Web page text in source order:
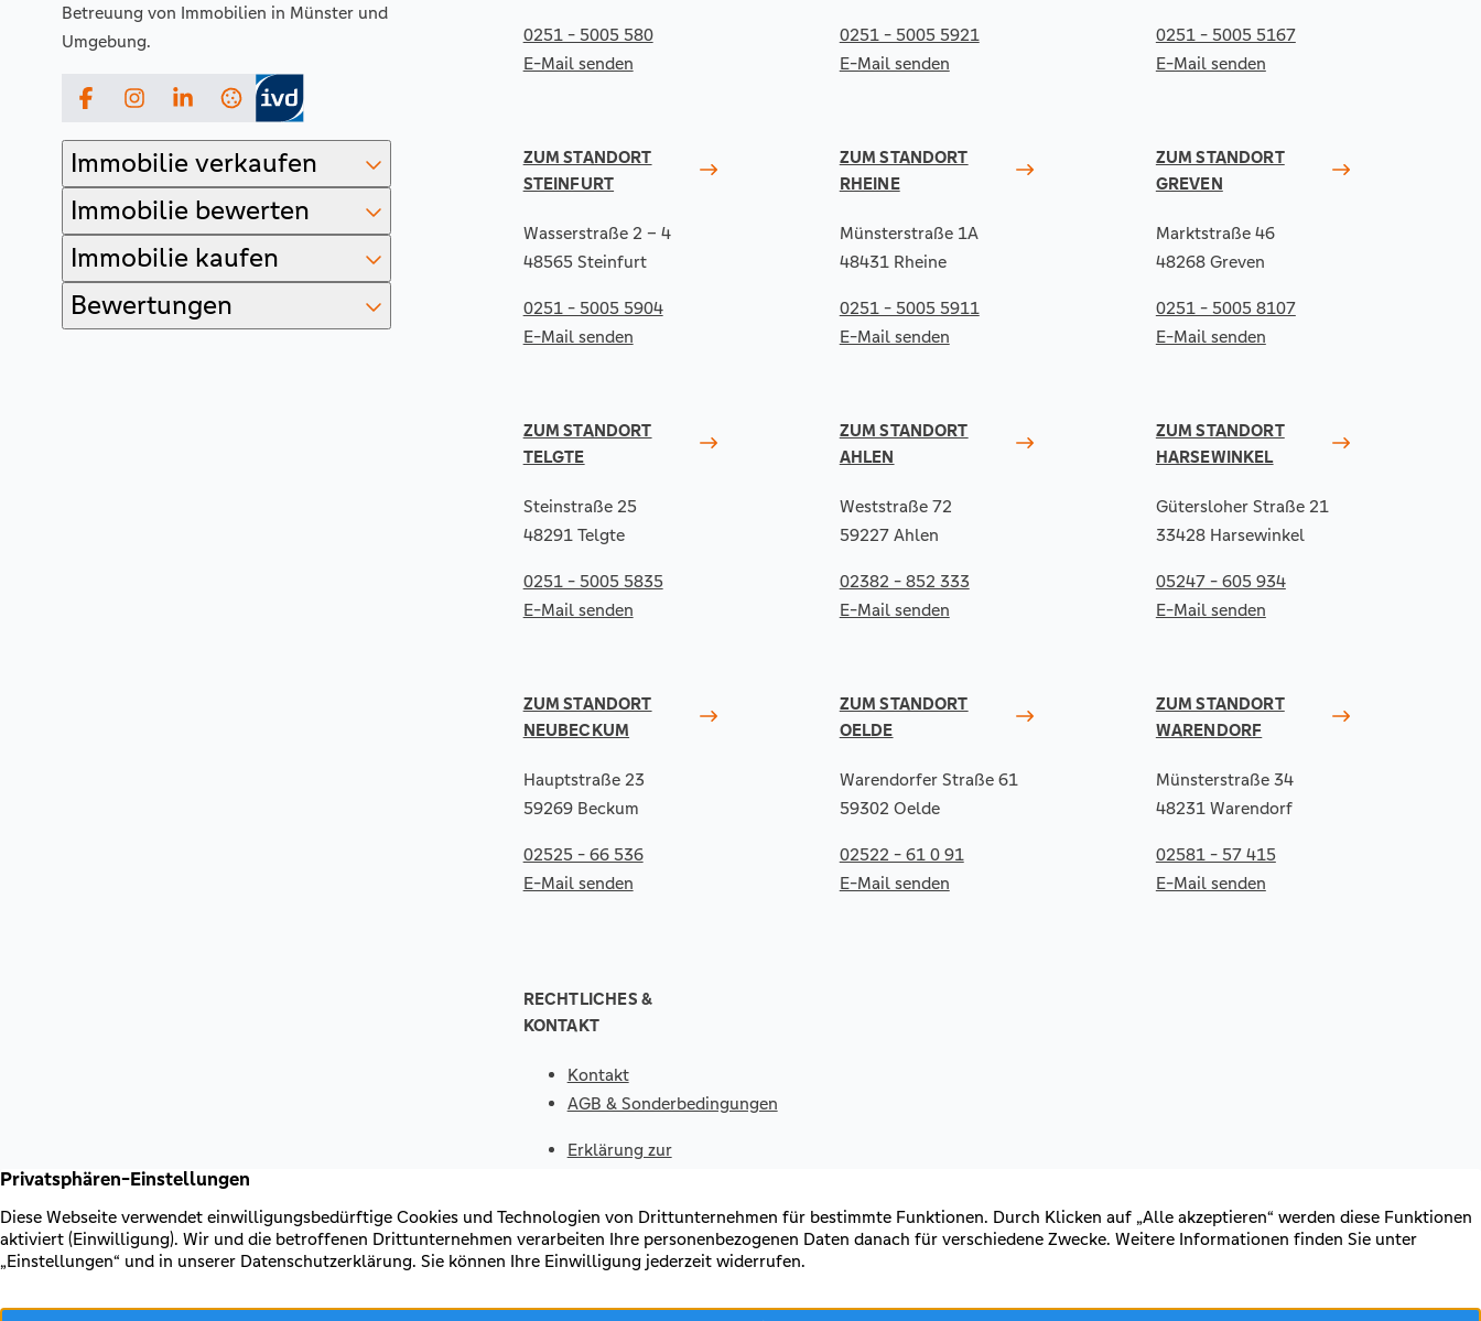
Betreuung von Immobilien in Münster und
Umgebung.
FacebookInstagramLinkedIn
Immobilie verkaufen
Immobilie bewerten
Immobilie kaufen
Bewertungen
0251 - 5005 580
E-Mail senden
0251 - 5005 5921
E-Mail senden
0251 - 5005 5167
E-Mail senden
ZUM STANDORT
STEINFURT
Wasserstraße 2 – 4
48565 Steinfurt
0251 - 5005 5904
E-Mail senden
ZUM STANDORT
RHEINE
Münsterstraße 1A
48431 Rheine
0251 - 5005 5911
E-Mail senden
ZUM STANDORT
GREVEN
Marktstraße 46
48268 Greven
0251 - 5005 8107
E-Mail senden
ZUM STANDORT
TELGTE
Steinstraße 25
48291 Telgte
0251 - 5005 5835
E-Mail senden
ZUM STANDORT
AHLEN
Weststraße 72
59227 Ahlen
02382 - 852 333
E-Mail senden
ZUM STANDORT
HARSEWINKEL
Gütersloher Straße 21
33428 Harsewinkel
05247 - 605 934
E-Mail senden
ZUM STANDORT
NEUBECKUM
Hauptstraße 23
59269 Beckum
02525 - 66 536
E-Mail senden
ZUM STANDORT
OELDE
Warendorfer Straße 61
59302 Oelde
02522 - 61 0 91
E-Mail senden
ZUM STANDORT
WARENDORF
Münsterstraße 34
48231 Warendorf
02581 - 57 415
E-Mail senden
RECHTLICHES &
KONTAKT
Kontakt
AGB & Sonderbedingungen
Erklärung zur
Impressum
Datenschutz